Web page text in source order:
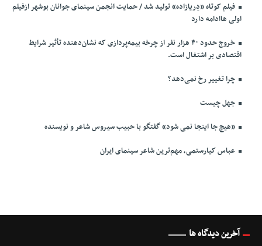
فیلم کوتاه «دِریازاده» تولید شد / حمایت انجمن سینمای جوانان بوشهر ازفیلم
اولی هاادامه دارد
خروج حدود ۴۰ هزار نفر از چرخه بیمه‌پردازی که نشان‌دهنده تأثیر شرایط
اقتصادی بر اشتغال است.
چرا تغییر رخ نمی‌دهد؟
جهل چیست
«هیچ جا اینجا نمی شود» گفتگو با حبیب سیروس شاعر و نویسنده
عباس کیارستمی، مهم‌ترین شاعر سینمای ایران
آخرین دیدگاه ها